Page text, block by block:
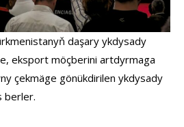
daşary ykdysady
eksport möçberini artdyrmaga
çekmäge gönükdirilen ykdysady
berler.